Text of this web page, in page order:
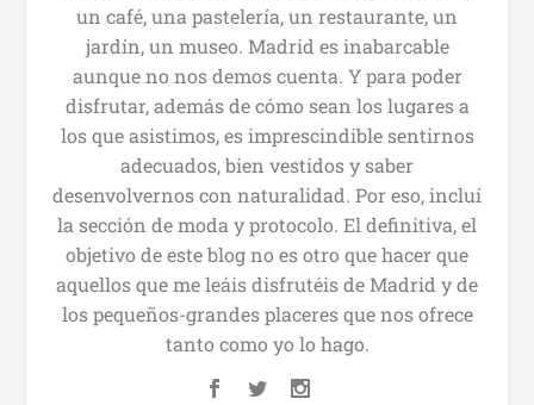
un café, una pastelería, un restaurante, un
jardín, un museo. Madrid es inabarcable
aunque no nos demos cuenta. Y para poder
disfrutar, además de cómo sean los lugares a
los que asistimos, es imprescindible sentirnos
adecuados, bien vestidos y saber
desenvolvernos con naturalidad. Por eso, incluí
la sección de moda y protocolo. El definitiva, el
objetivo de este blog no es otro que hacer que
aquellos que me leáis disfrutéis de Madrid y de
los pequeños-grandes placeres que nos ofrece
tanto como yo lo hago.